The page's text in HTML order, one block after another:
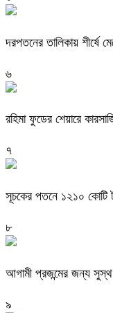
দরপতনের তালিকায় শীর্ষে
৬
রহিমা ফুডের শেয়ারে
৭
সূচকের পতনে ১২১০ কোটি
৮
আগামী প্রজন্মের জন্য সুস্থ
৯